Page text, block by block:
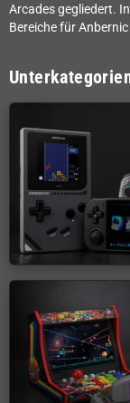
Arcades gegliedert.
Bereiche für